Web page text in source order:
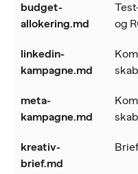
budget-
allokering.md
og
linkedin-
kampagne.md
meta-
kampagne.md
kreativ-
brief.md